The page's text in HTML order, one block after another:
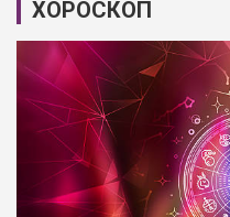
ХОРОСКОП